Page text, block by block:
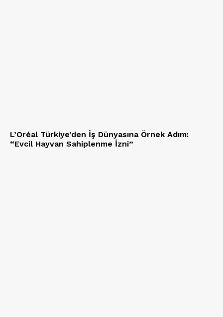
L’Oréal Türkiye’den İş Dünyasına Örnek Adım:
“Evcil Hayvan Sahiplenme İzni”